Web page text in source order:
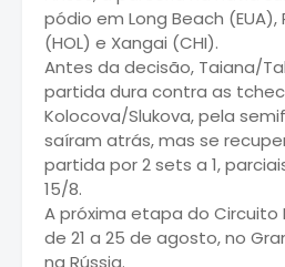
pódio em Long Beach (EUA),
(HOL) e Xangai (CHI).
Antes da decisão, Taiana/
partida dura contra as
Kolocova/Slukova, pela
saíram atrás, mas se
partida por 2 sets a 1,
15/8.
A próxima etapa do Circuito
de 21 a 25 de agosto, no
na Rússia.